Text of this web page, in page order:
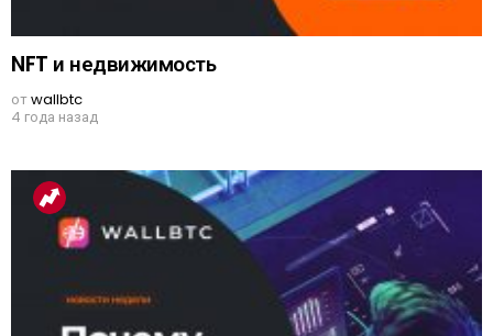
NFT и недвижимость
отwallbtc
4 года назад